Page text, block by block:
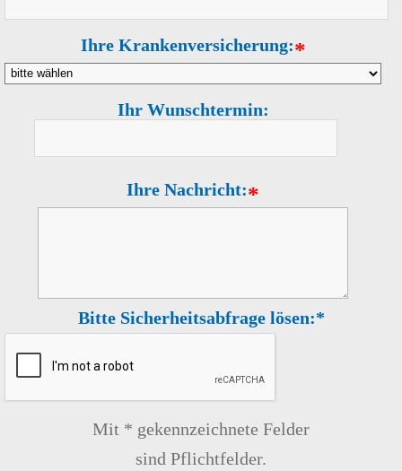
Ihre Krankenversicherung:*
Ihr Wunschtermin:
Ihre Nachricht:*
Bitte Sicherheitsabfrage lösen:*
Mit * gekennzeichnete Felder
sind Pflichtfelder.